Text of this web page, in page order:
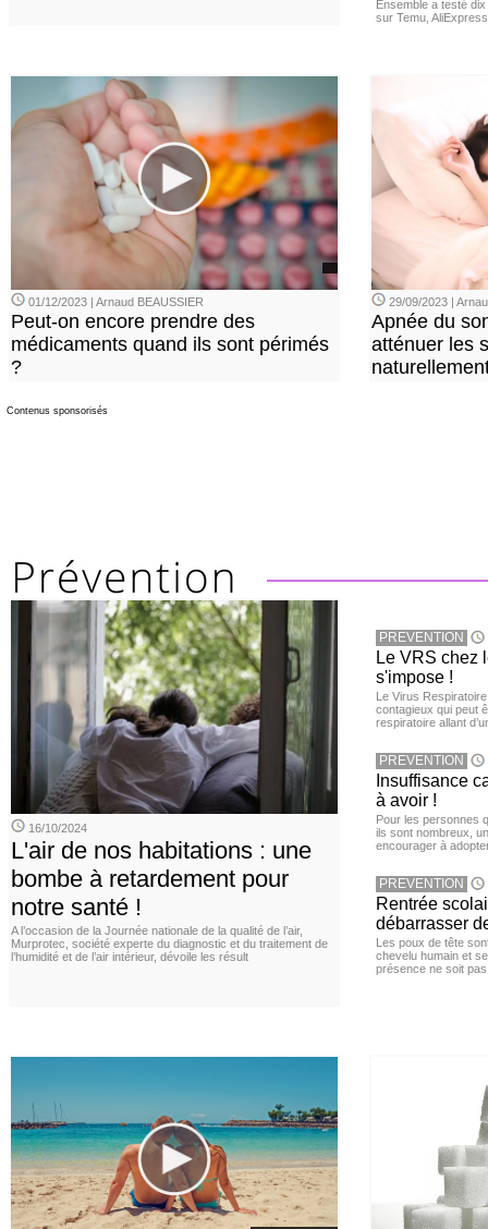
Ensemble a testé
sur Temu,
01/12/2023 | Arnaud BEAUSSIER
Peut-on encore prendre des
médicaments quand ils sont périmés
?
29/09/2023 |
Apnée du
atténuer les
Contenus sponsorisés
16/10/2024
L'air de nos habitations : une
bombe à retardement pour
notre santé !
A l’occasion de la Journée nationale de la qualité de l’air,
Murprotec, société experte du diagnostic et du traitement de
l’humidité et de l’air intérieur, dévoile les résult
PREVENTION
Le VRS chez
s'impose !
Le Virus
contagieux qui peut
respiratoire allant
PREVENTION
Insuffisance
à avoir !
Pour les personnes
ils sont nombreux,
encourager à
PREVENTION
Rentrée
débarrasser
Les poux de tête
chevelu humain et
présence ne soit